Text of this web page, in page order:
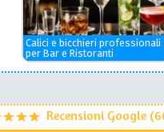
Calici e bicchieri professionali
per Bar e Ristoranti
Recensioni Google